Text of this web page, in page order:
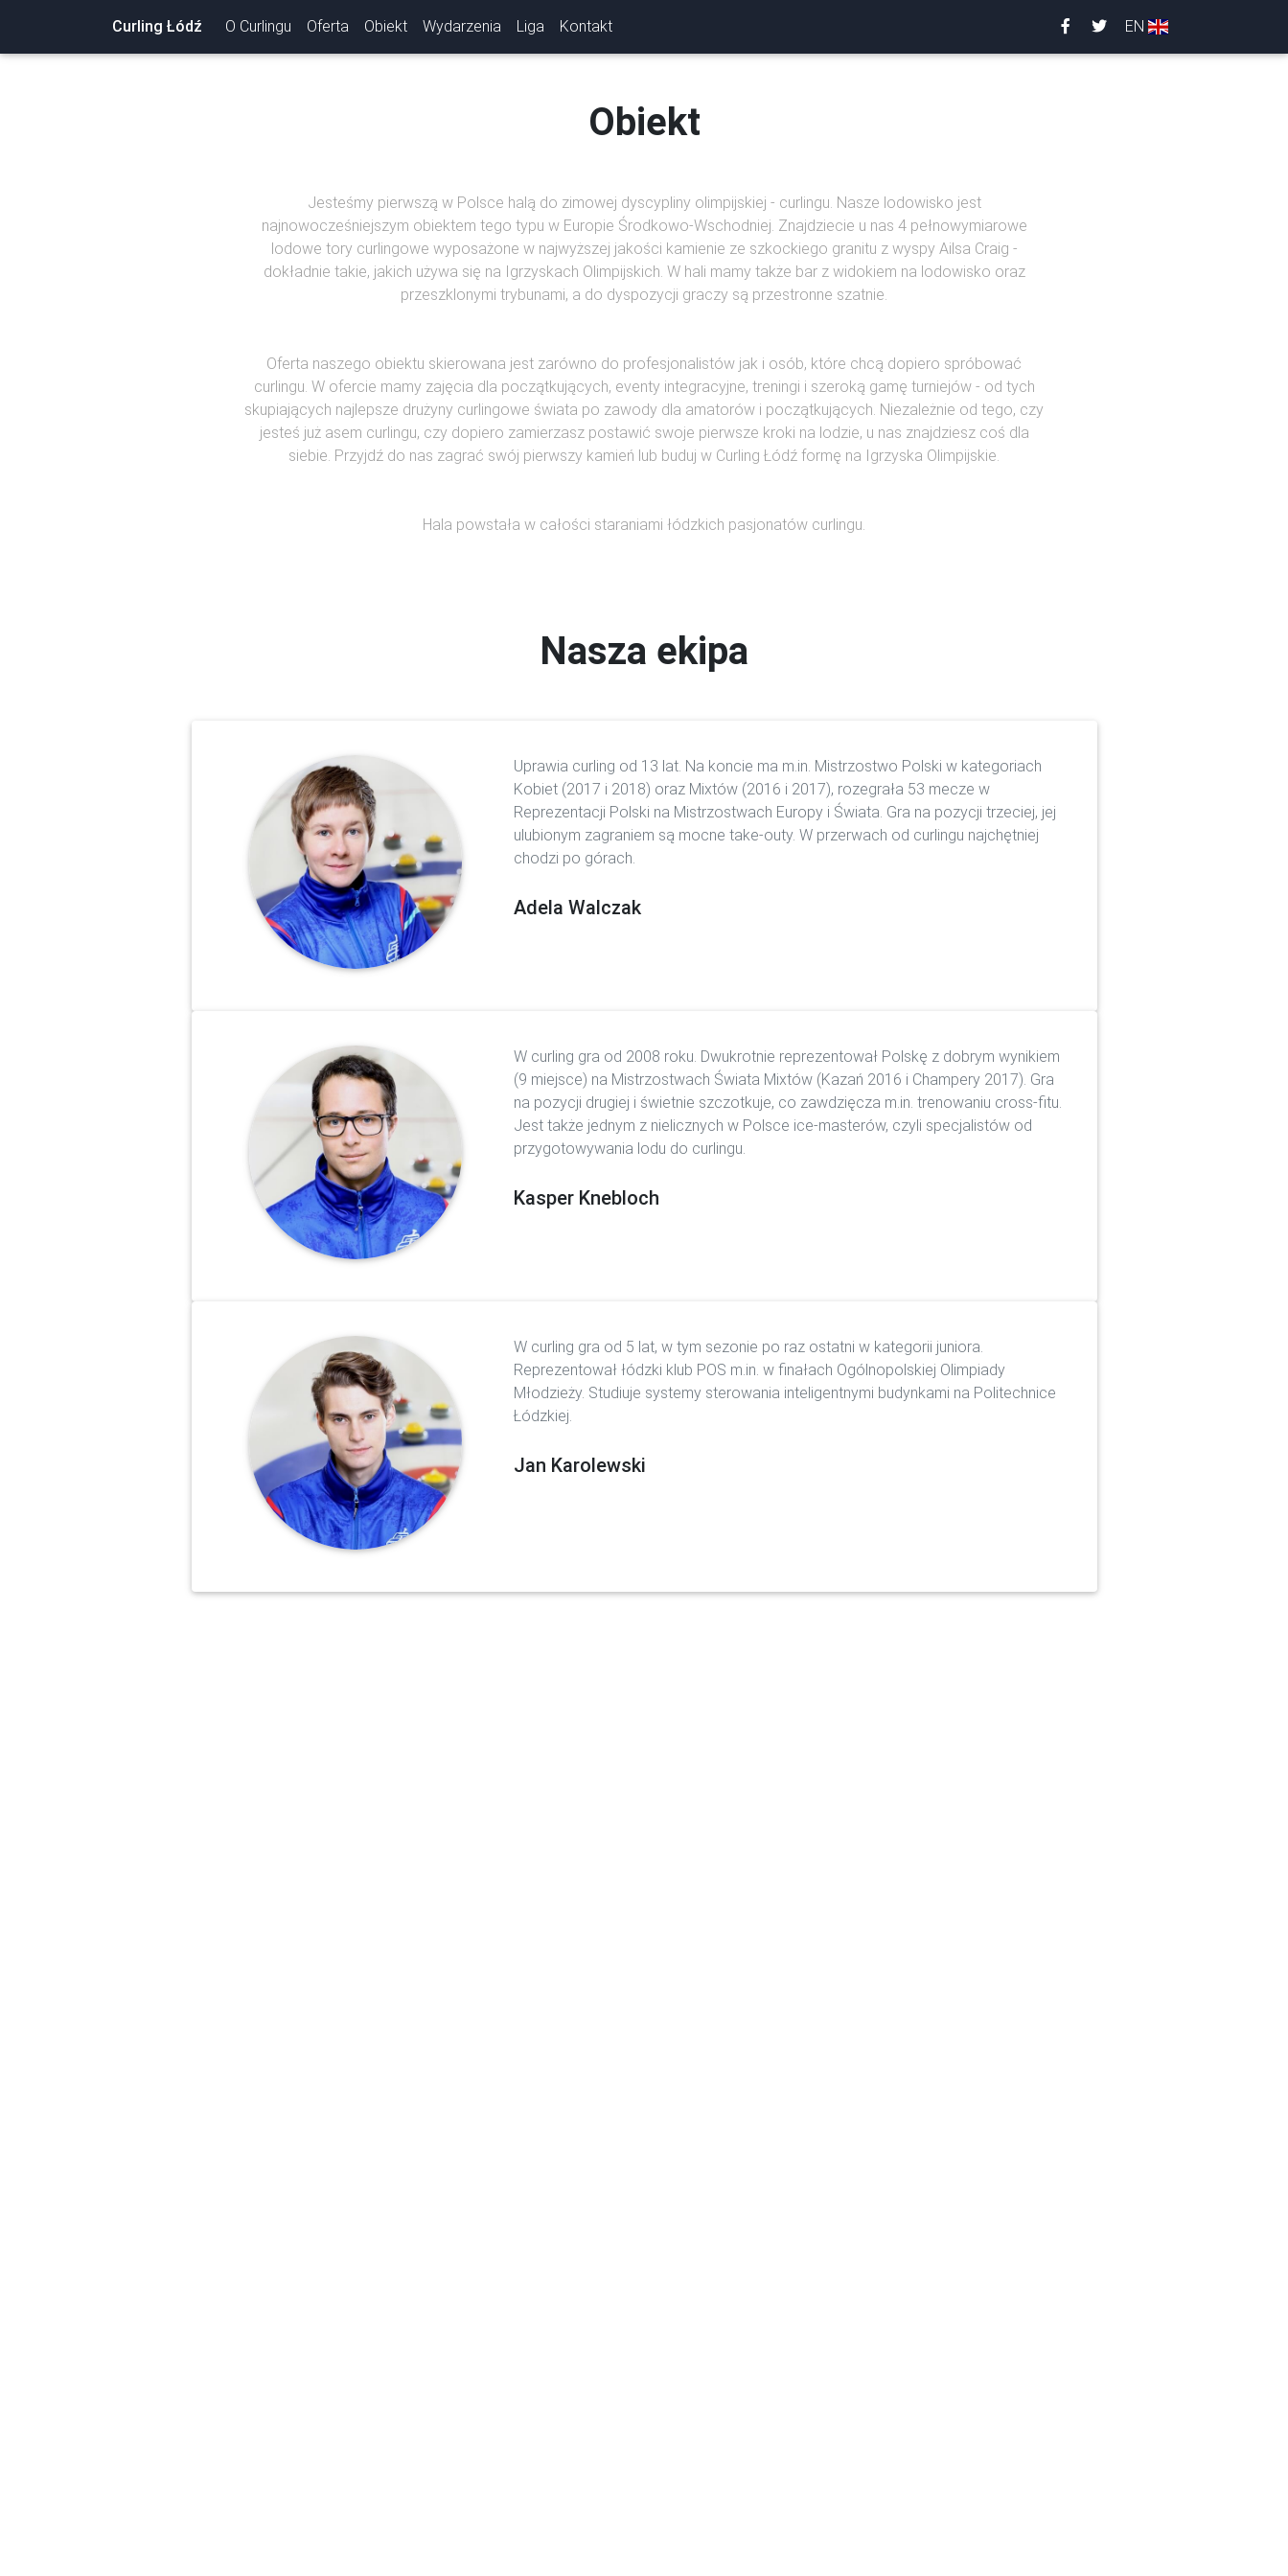
Curling Łódź O Curlingu Oferta Obiekt Wydarzenia Liga Kontakt EN
Obiekt
Jesteśmy pierwszą w Polsce halą do zimowej dyscypliny olimpijskiej - curlingu. Nasze lodowisko jest
najnowocześniejszym obiektem tego typu w Europie Środkowo-Wschodniej. Znajdziecie u nas 4 pełnowymiarowe
lodowe tory curlingowe wyposażone w najwyższej jakości kamienie ze szkockiego granitu z wyspy Ailsa Craig -
dokładnie takie, jakich używa się na Igrzyskach Olimpijskich. W hali mamy także bar z widokiem na lodowisko oraz
przeszklonymi trybunami, a do dyspozycji graczy są przestronne szatnie.
Oferta naszego obiektu skierowana jest zarówno do profesjonalistów jak i osób, które chcą dopiero spróbować
curlingu. W ofercie mamy zajęcia dla początkujących, eventy integracyjne, treningi i szeroką gamę turniejów - od tych
skupiających najlepsze drużyny curlingowe świata po zawody dla amatorów i początkujących. Niezależnie od tego, czy
jesteś już asem curlingu, czy dopiero zamierzasz postawić swoje pierwsze kroki na lodzie, u nas znajdziesz coś dla
siebie. Przyjdź do nas zagrać swój pierwszy kamień lub buduj w Curling Łódź formę na Igrzyska Olimpijskie.
Hala powstała w całości staraniami łódzkich pasjonatów curlingu.
Nasza ekipa
Uprawia curling od 13 lat. Na koncie ma m.in. Mistrzostwo Polski w kategoriach
Kobiet (2017 i 2018) oraz Mixtów (2016 i 2017), rozegrała 53 mecze w
Reprezentacji Polski na Mistrzostwach Europy i Świata. Gra na pozycji trzeciej, jej
ulubionym zagraniem są mocne take-outy. W przerwach od curlingu najchętniej
chodzi po górach.
Adela Walczak
W curling gra od 2008 roku. Dwukrotnie reprezentował Polskę z dobrym wynikiem
(9 miejsce) na Mistrzostwach Świata Mixtów (Kazań 2016 i Champery 2017). Gra
na pozycji drugiej i świetnie szczotkuje, co zawdzięcza m.in. trenowaniu cross-fitu.
Jest także jednym z nielicznych w Polsce ice-masterów, czyli specjalistów od
przygotowywania lodu do curlingu.
Kasper Knebloch
W curling gra od 5 lat, w tym sezonie po raz ostatni w kategorii juniora.
Reprezentował łódzki klub POS m.in. w finałach Ogólnopolskiej Olimpiady
Młodzieży. Studiuje systemy sterowania inteligentnymi budynkami na Politechnice
Łódzkiej.
Jan Karolewski